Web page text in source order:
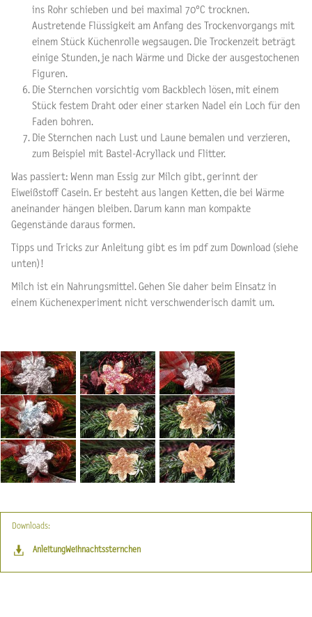
ins Rohr schieben und bei maximal 70°C trocknen.
Austretende Flüssigkeit am Anfang des Trockenvorgangs mit
einem Stück Küchenrolle wegsaugen. Die Trockenzeit beträgt
einige Stunden, je nach Wärme und Dicke der ausgestochenen
Figuren.
Die Sternchen vorsichtig vom Backblech lösen, mit einem
Stück festem Draht oder einer starken Nadel ein Loch für den
Faden bohren.
Die Sternchen nach Lust und Laune bemalen und verzieren,
zum Beispiel mit Bastel-Acryllack und Flitter.
Was passiert: Wenn man Essig zur Milch gibt, gerinnt der
Eiweißstoff Casein. Er besteht aus langen Ketten, die bei Wärme
aneinander hängen bleiben. Darum kann man kompakte
Gegenstände daraus formen.
Tipps und Tricks zur Anleitung gibt es im pdf zum Download (siehe
unten)!
Milch ist ein Nahrungsmittel. Gehen Sie daher beim Einsatz in
einem Küchenexperiment nicht verschwenderisch damit um.
Downloads:
AnleitungWeihnachtssternchen